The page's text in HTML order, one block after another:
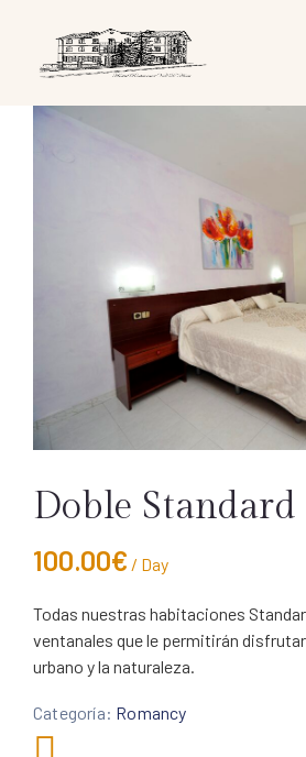
Doble
100.00€ / Day
Todas nuestras habitaciones
ventanales que le permitirán
urbano y la naturaleza.
Categoría: Romancy